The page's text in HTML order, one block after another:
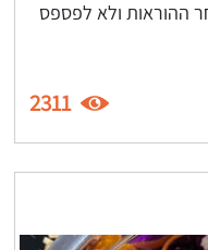
ההוראות ולא לפספס
2311